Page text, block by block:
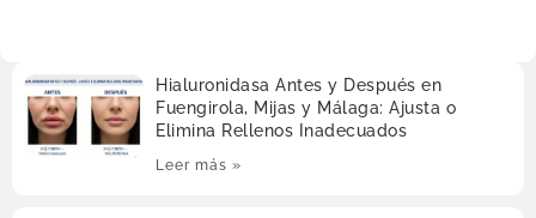
Hialuronidasa Antes y Después en
Fuengirola, Mijas y Málaga: Ajusta o
Elimina Rellenos Inadecuados
Leer más »